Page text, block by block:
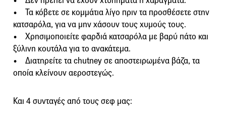
• Τα κόβετε σε κομμάτια λίγο πριν τα προσθέσετε στην
κατσαρόλα, για να μην χάσουν τους χυμούς τους.
• Χρησιμοποιείτε φαρδιά κατσαρόλα με βαρύ πάτο και
ξύλινη κουτάλα για το ανακάτεμα.
• Διατηρείτε τα chutney σε αποστειρωμένα βάζα, τα
οποία κλείνουν αεροστεγώς.
Και 4 συνταγές από τους σεφ μας: